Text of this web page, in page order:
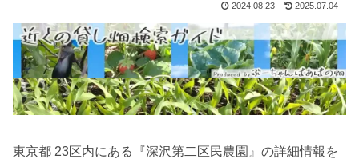
2024.08.23 2025.07.04
東京都 23区内にある『深沢第二区民農園』の詳細情報を